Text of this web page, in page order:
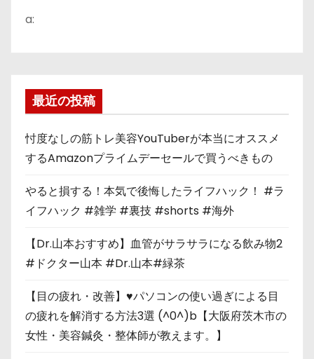
a:
最近の投稿
忖度なしの筋トレ美容YouTuberが本当にオススメ
するAmazonプライムデーセールで買うべきもの
やると損する！本気で後悔したライフハック！ #ラ
イフハック #雑学 #裏技 #shorts #海外
【Dr.山本おすすめ】血管がサラサラになる飲み物2
#ドクター山本 #Dr.山本#緑茶
【目の疲れ・改善】♥パソコンの使い過ぎによる目
の疲れを解消する方法3選 (^0^)b【大阪府茨木市の
女性・美容鍼灸・整体師が教えます。】